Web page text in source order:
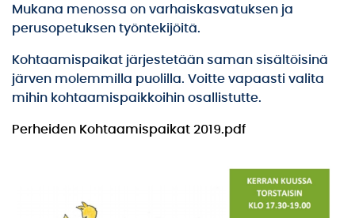
Mukana menossa on varhaiskasvatuksen ja
perusopetuksen työntekijöitä.
Kohtaamispaikat järjestetään saman sisältöisinä
järven molemmilla puolilla. Voitte vapaasti valita
mihin kohtaamispaikkoihin osallistutte.
Perheiden Kohtaamispaikat 2019.pdf